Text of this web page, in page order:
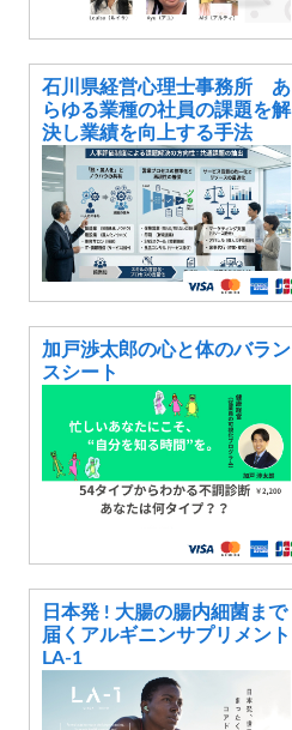
石川県経営心理士事務所 あ
らゆる業種の社員の課題を解
決し業績を向上する手法
加戸渉太郎の心と体のバラン
スシート
日本発 ! 大腸の腸内細菌まで
届くアルギニンサプリメント
LA-1